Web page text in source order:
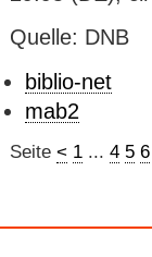
Quelle: DNB
biblio-net
mab2
Seite < 1... 4 5 6